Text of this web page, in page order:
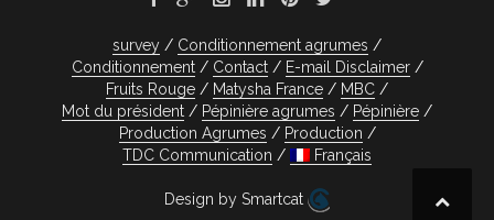
survey
Conditionnement agrumes
Conditionnement
Contact
E-mail Disclaimer
Fruits Rouge
Matysha France
MBC
Mot du président
Pépinière agrumes
Pépinière
Production Agrumes
Production
TDC Communication
Français
Design by Smartcat